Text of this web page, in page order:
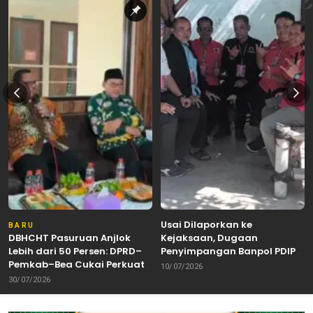
BARU
DBHCHT Pasuruan Anjlok
Lebih dari 50 Persen: DPRD–
Pemkab–Bea Cukai Perkuat
Perang Melawan Peredaran
Rokok Ilegal
30/07/2026
Usai Dilaporkan ke
Kejaksaan, Dugaan
Penyimpangan Banpol PDIP
Pasuruan Dinyatakan
Cabut Laporan”
10/07/2026